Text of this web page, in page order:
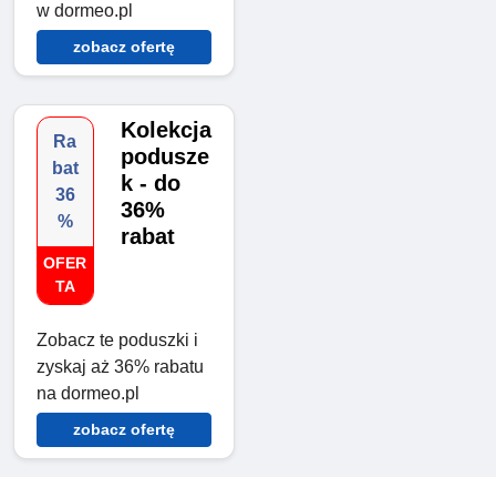
w dormeo.pl
zobacz ofertę
Ra
bat
36
%
OFER
TA
Kolekcja
podusze
k - do
36%
rabat
Zobacz te poduszki i
zyskaj aż 36% rabatu
na dormeo.pl
zobacz ofertę